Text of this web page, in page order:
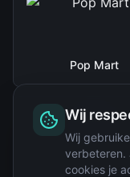
Pop Mart
Squishy
Wij
Wij
verbeteren.
cookies je